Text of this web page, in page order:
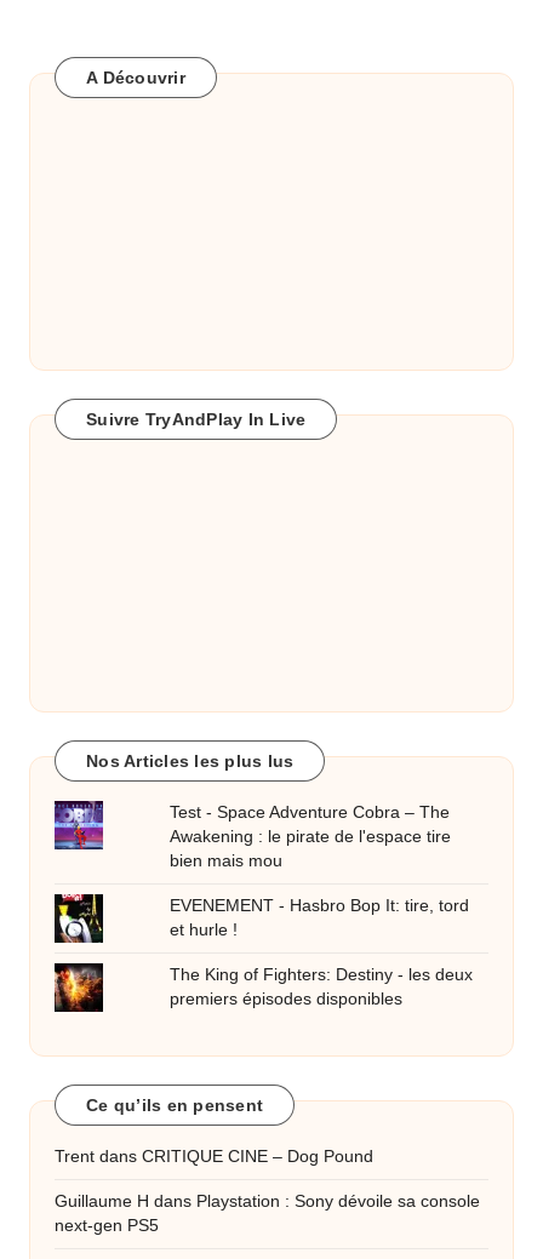
A Découvrir
Suivre TryAndPlay In Live
Nos Articles les plus lus
Test - Space Adventure Cobra – The
Awakening : le pirate de l'espace tire
bien mais mou
EVENEMENT - Hasbro Bop It: tire, tord
et hurle !
The King of Fighters: Destiny - les deux
premiers épisodes disponibles
Ce qu’ils en pensent
Trent dans CRITIQUE CINE – Dog Pound
Guillaume H dans Playstation : Sony dévoile sa console
next-gen PS5